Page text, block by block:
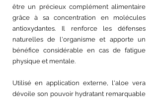
être un précieux complément alimentaire
grâce à sa concentration en molécules
antioxydantes. Il renforce les défenses
naturelles de l'organisme et apporte un
bénéfice considérable en cas de fatigue
physique et mentale.
Utilisé en application externe, l'aloe vera
dévoile son pouvoir hydratant remarquable